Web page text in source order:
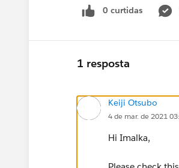
0 curtidas
1 resposta
Keiji Otsubo
4 de mar. de 2021
Hi Imalka,